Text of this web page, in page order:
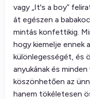
vagy „It's a boy”
át egészen a
mintás konfettikig.
hogy kiemelje ennek
különlegességét, és
anyukának és
köszönhetően az
hanem tökéletesen